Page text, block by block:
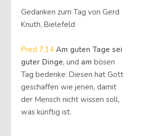
Gedanken zum Tag von Gerd
Knuth, Bielefeld
Pred 7,14 Am guten Tage sei
guter Dinge, und am bösen
Tag bedenke: Diesen hat Gott
geschaffen wie jenen, damit
der Mensch nicht wissen soll,
was künftig ist.